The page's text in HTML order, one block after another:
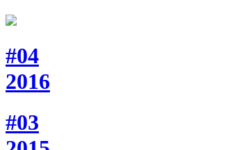
#04
2016
#03